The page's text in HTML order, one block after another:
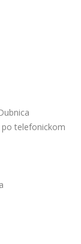
po telefonickom